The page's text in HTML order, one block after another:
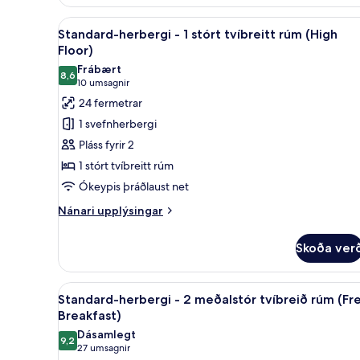
Breakfast)
Skoða
allar
myndir
fyrir
Standard-
herbergi
-
1
stórt
tvíbreitt
rúm
18
Standard-herbergi - 1 stórt tvíbreitt rúm (High
Floor)
8,68,6 af 10
Frábært
10 umsagnir
(10
umsagnir)
24 fermetrar
1 svefnherbergi
Pláss fyrir 2
1 stórt tvíbreitt rúm
Ókeypis þráðlaust net
Nánari upplýsingar
Nánari
herbergi
1
stórt
rúm
(High
Skoða
Skoða
allar
myndir
fyrir
8
Standard-herbergi - 2 meðalstór tvíbreið rúm
Breakfast)
9,29,2 af 10
Dásamlegt
27 umsagnir
(27